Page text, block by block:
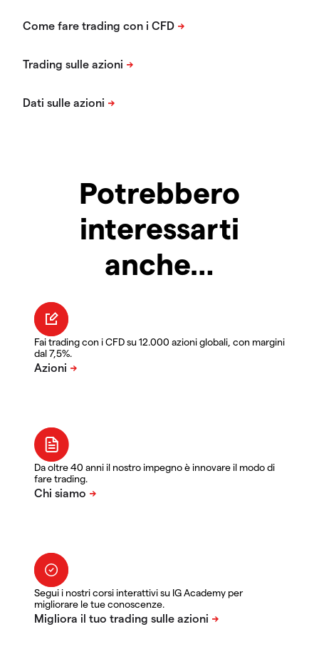
Potrebbero
interessarti
anche…
Fai trading con i CFD su 12.000 azioni globali, con margini
dal 7,5%.
Da oltre 40 anni il nostro impegno è innovare il modo di
fare trading.
Segui i nostri corsi interattivi su IG Academy per
migliorare le tue conoscenze.